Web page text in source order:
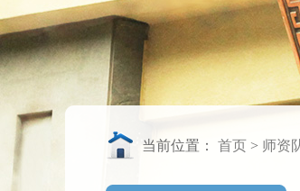
当前位置： 首页 > 师资